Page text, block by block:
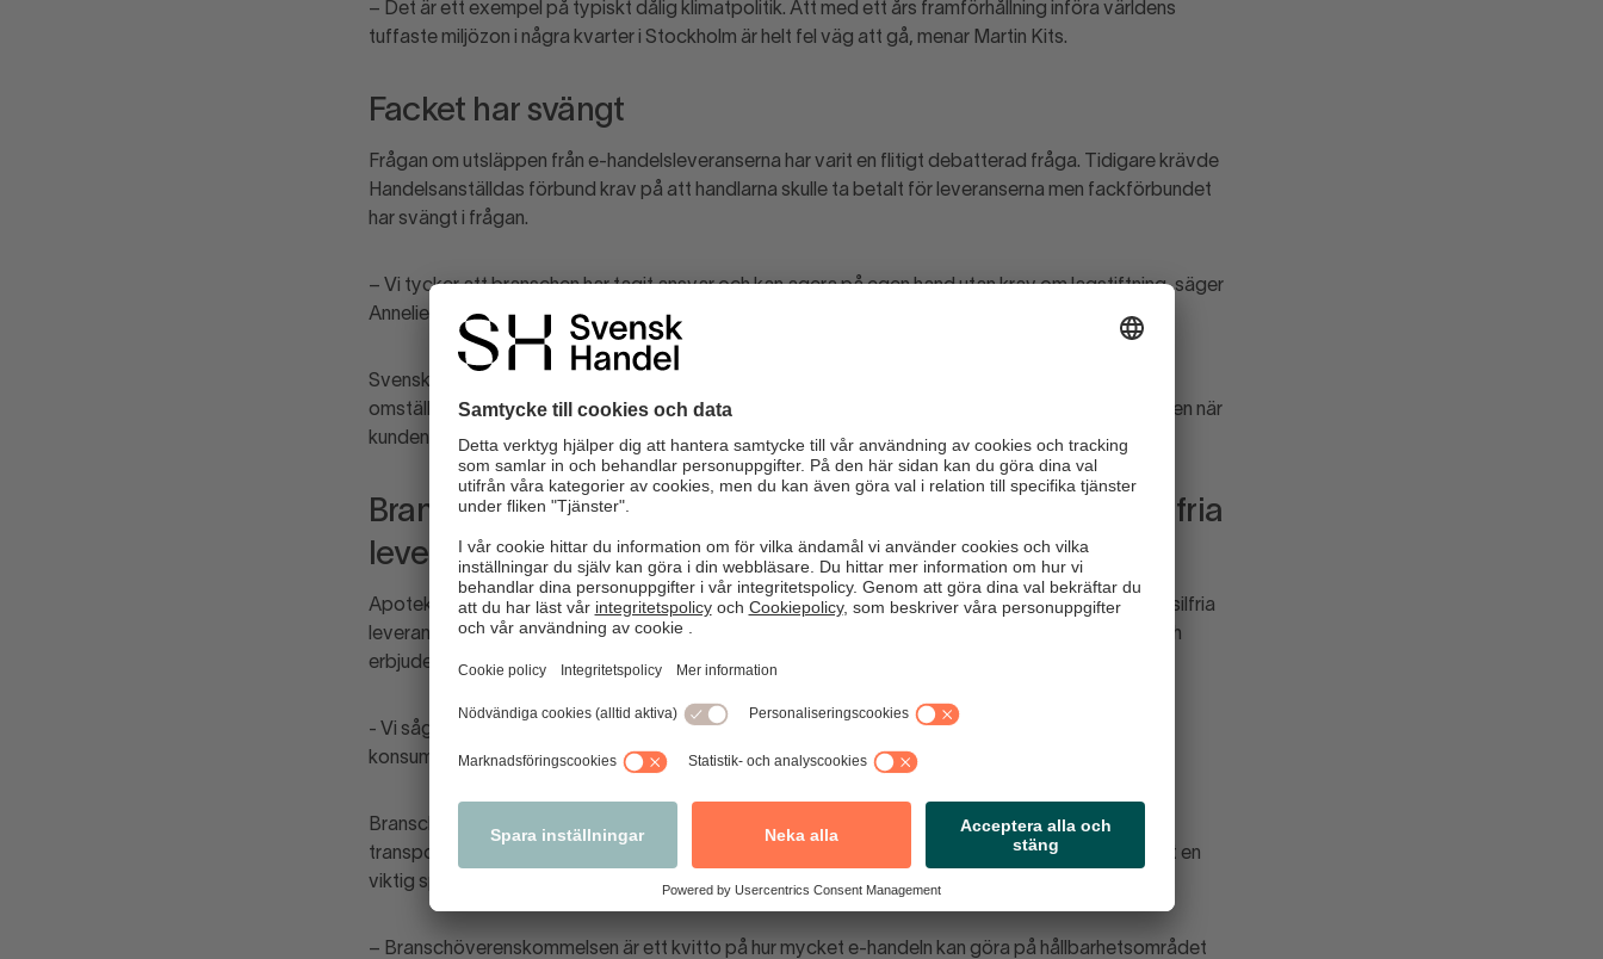
– Det är ett exempel på typiskt dålig klimatpolitik. Att med ett års framförhållning införa världens
tuffaste miljözon i några kvarter i Stockholm är helt fel väg att gå, menar Martin Kits.
Facket har svängt
Frågan om utsläppen från e-handelsleveranserna har varit en flitigt debatterad fråga. Tidigare krävde
Handelsanställdas förbund krav på att handlarna skulle ta betalt för leveranserna men fackförbundet
har svängt i frågan.
– Vi tycker att branschen har tagit ansvar och kan agera på egen hand utan krav om lagstiftning, säger
Annelie Karlsson, 2:e vice ordförande på Handelsanställdas förbund.
Svensk Handels branschöverenskommelse för fossilfria leveranser har varit ett viktigt verktyg i
omställningen. Utgångspunkten är att den fossilfria leveransen blir norm och förstaval i checkouten när
kunden väljer leverans.
Branschöverenskommelsen bidrar till att skala upp fossilfria
leveranser
Apoteket, som är ett av de anslutna företagen i Branschöverenskommelsen, ökade andelen fossilfria
leveranser från 40 till 80 procent på bara ett år. Skönhetsbolaget Lyko har gått steget längre och
erbjuder nu enbart fossilfria leveransalternativ i sin checkout.
- Vi såg att vi kunde nå 99 procent av befolkningen med fossilfria leveranser. Gensvaret från
konsumenterna har varit väldigt positivt, säger Tom Thörnblom, kommunikationschef på Lyko.
Branschöverenskommelsen har varit ett varit lyckosamt samarbete mellan e-handlarna och
transportörerna. Även ASTER, en innovationssatsning från Vinnova för hållbar e-handel, har varit en
viktig spelare i satsningen.
– Branschöverenskommelsen är ett kvitto på hur mycket e-handeln kan göra på hållbarhetsområdet